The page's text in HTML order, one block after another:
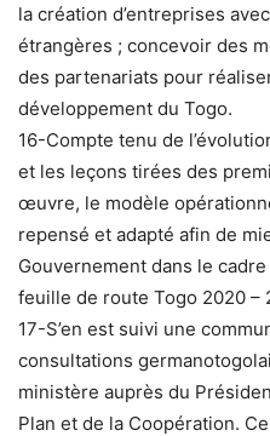
la création d’entreprises
étrangères ; concevoir des
des partenariats pour
développement du Togo.
16-Compte tenu de
et les leçons tirées des
œuvre, le modèle
repensé et adapté afin de
Gouvernement dans le
feuille de route Togo 2020 –
17-S’en est suivi une
consultations
ministère auprès du
Plan et de la Coopération.